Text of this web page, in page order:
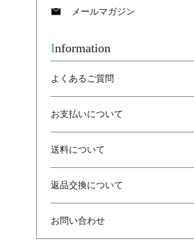
メールマガジン
Information
よくあるご質問
お支払いについて
送料について
返品交換について
お問い合わせ